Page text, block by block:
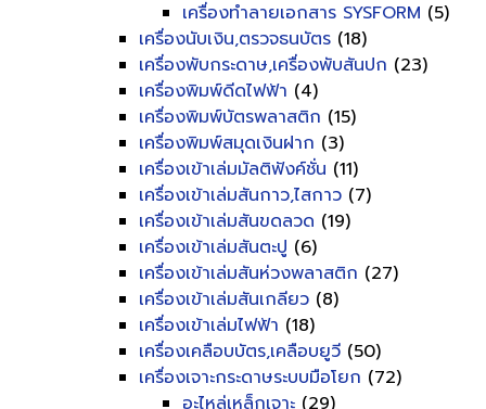
เครื่องทำลายเอกสาร SYSFORM (5)
เครื่องนับเงิน,ตรวจธนบัตร (18)
เครื่องพับกระดาษ,เครื่องพับสันปก (23)
เครื่องพิมพ์ดีดไฟฟ้า (4)
เครื่องพิมพ์บัตรพลาสติก (15)
เครื่องพิมพ์สมุดเงินฝาก (3)
เครื่องเข้าเล่มมัลติฟังค์ชั่น (11)
เครื่องเข้าเล่มสันกาว,ไสกาว (7)
เครื่องเข้าเล่มสันขดลวด (19)
เครื่องเข้าเล่มสันตะปู (6)
เครื่องเข้าเล่มสันห่วงพลาสติก (27)
เครื่องเข้าเล่มสันเกลียว (8)
เครื่องเข้าเล่มไฟฟ้า (18)
เครื่องเคลือบบัตร,เคลือบยูวี (50)
เครื่องเจาะกระดาษระบบมือโยก (72)
อะไหล่เหล็กเจาะ (29)